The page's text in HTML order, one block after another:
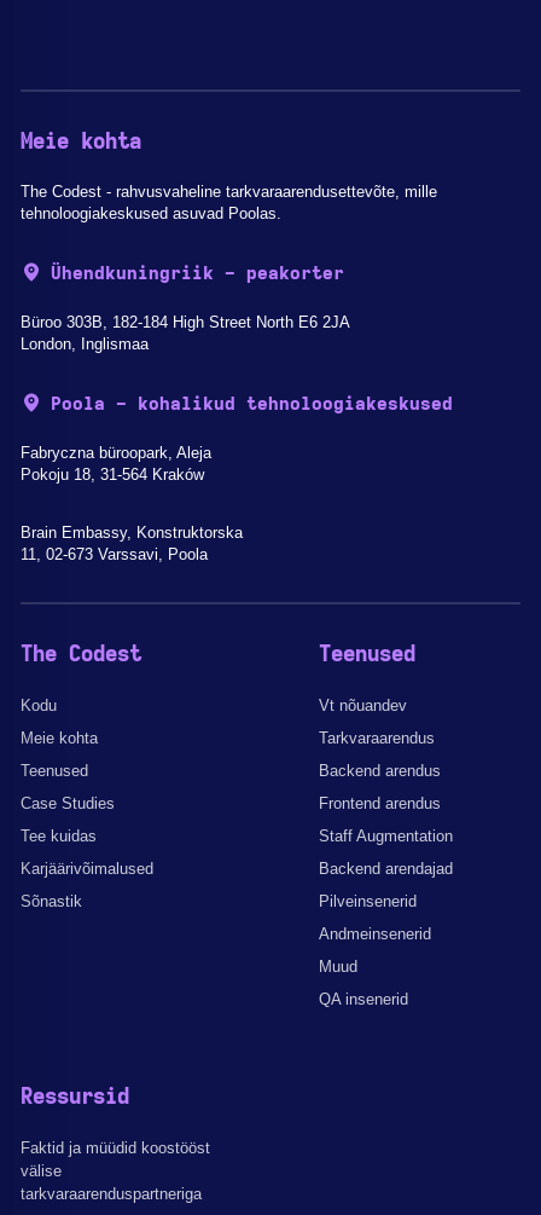
Meie kohta
The Codest - rahvusvaheline tarkvaraarendusettevõte, mille
tehnoloogiakeskused asuvad Poolas.
Ühendkuningriik - peakorter
Büroo 303B, 182-184 High Street North E6 2JA
London, Inglismaa
Poola - kohalikud tehnoloogiakeskused
Fabryczna büroopark, Aleja
Pokoju 18, 31-564 Kraków
Brain Embassy, Konstruktorska
11, 02-673 Varssavi, Poola
The Codest
Kodu
Meie kohta
Teenused
Case Studies
Tee kuidas
Karjäärivõimalused
Sõnastik
Teenused
Vt nõuandev
Tarkvaraarendus
Backend arendus
Frontend arendus
Staff Augmentation
Backend arendajad
Pilveinsenerid
Andmeinsenerid
Muud
QA insenerid
Ressursid
Faktid ja müüdid koostööst
välise
tarkvaraarenduspartneriga